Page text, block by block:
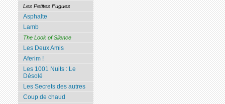
Les Petites Fugues
Asphalte
Lamb
The Look of Silence
Les Deux Amis
Aferim !
Les 1001 Nuits : Le
Désolé
Les Secrets des autres
Coup de chaud